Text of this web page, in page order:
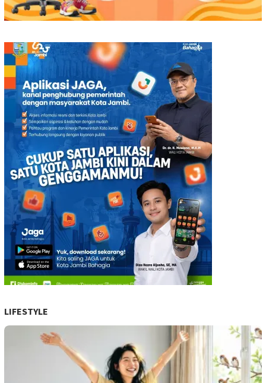
LIFESTYLE